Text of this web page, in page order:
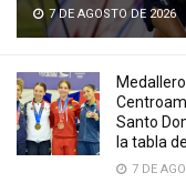
7 DE AGOSTO DE 2026
Santo
la tabla
7 DE